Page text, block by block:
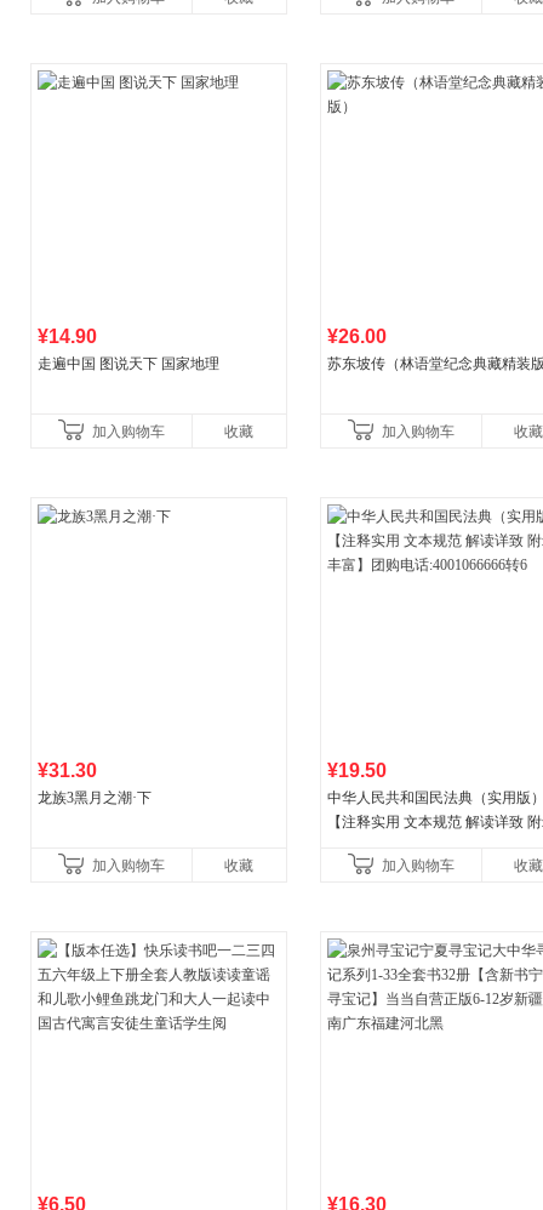
¥14.90
走遍中国 图说天下 国家地理
加入购物车 收藏
¥26.00
苏东坡传（林语堂纪念典藏精装
加入购物车 收藏
¥31.30
龙族3黑月之潮·下
加入购物车 收藏
¥19.50
中华人民共和国民法典（实用版
【注释实用 文本规范 解读详致
加入购物车
收藏
¥6.50 ¥16.30